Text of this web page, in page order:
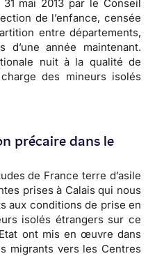
mai 2013 par le Conseil
de l’enfance, censée
entre départements,
année maintenant.
nuit à la qualité de
des mineurs isolés
précaire dans le
de France terre d’asile
prises à Calais qui nous
aux conditions de prise en
isolés étrangers sur ce
ont mis en œuvre dans
migrants vers les Centres